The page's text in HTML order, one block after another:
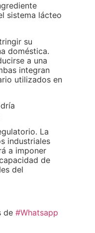
sistema lácteo
su
doméstica.
a una
integran
utilizados en
La
industriales
a imponer
de
del
de #Whatsapp